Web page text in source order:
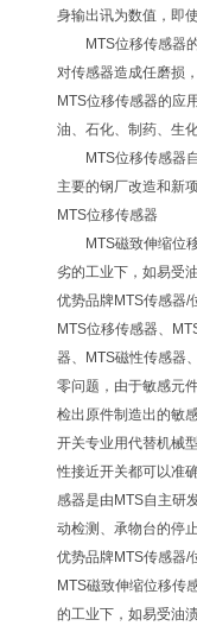
身输出讯为数值，即
MTS位移传感器的
对传感器造成任磨损
MTS位移传感器的应
油、石化、制药、生
MTS位移传感器自
主要的钢厂改造和新
MTS位移传感器
MTS磁致伸缩位移
劣的工业下，如易受
优势品牌MTS传感器/
MTS位移传感器、
器、MTS磁性传感器
零问题，由于敏感元
检出原件制造出的敏
开关专业用代替机械
性接近开关都可以准
感器是由MTS自主研
动检测、承物台的停
优势品牌MTS传感器/
MTS磁致伸缩位移传
的工业下，如易受油